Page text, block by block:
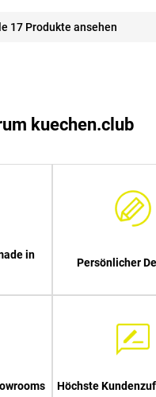
17 Produkte ansehen
kuechen.club
in
Persönlicher
Höchste